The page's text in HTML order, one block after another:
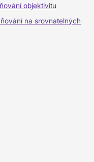
objektivitu
na srovnatelných